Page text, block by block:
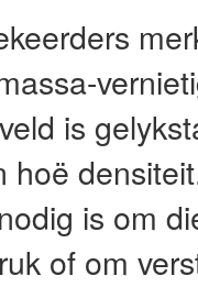
is
hoë
is om
of om